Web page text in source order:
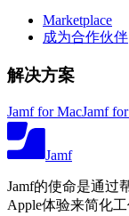
Marketplace
成为合作伙伴
解决方案
Jamf for MacJamf
Jamf
Jamf的使命是通过
Apple体验来简化工